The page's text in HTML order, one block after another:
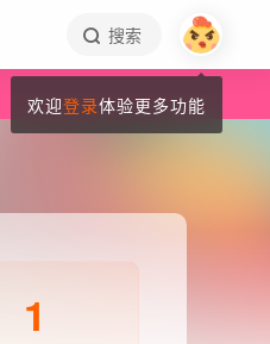
搜索
1
欢迎登录体验更多功能